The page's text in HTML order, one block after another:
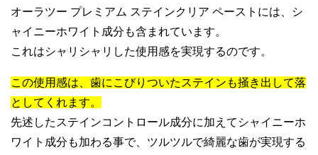
20代女性
磨いた翌朝の口の中の不快感が強いです。
歯も白くなったように思えず、期待してい
ただけに残念に思います。
オーラツー プレミアム ステインクリア ペーストには、シ
ャイニーホワイト成分も含まれています。
これはシャリシャリした使用感を実現するのです。
この使用感は、歯にこびりついたステインも掻き出して落
としてくれます。
先述したステインコントロール成分に加えてシャイニーホ
ワイト成分も加わる事で、ツルツルで綺麗な歯が実現する